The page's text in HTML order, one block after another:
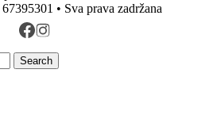
• Sva prava zadržana
Search